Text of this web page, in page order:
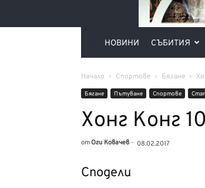
НОВИНИ СЪБИТИЯ
Начало Спортове Бягане
Бягане Пътуване Спортове
Хонг Конг
отОги Ковачев - 08.02.2017
Сподели